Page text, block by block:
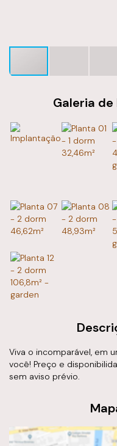
Galeria
Viva o incomparável, em
você! Preço e
sem aviso prévio.